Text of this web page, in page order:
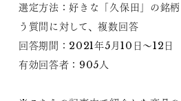
選定方法：好きな「久保田」の銘
う質問に対して、複数回答
回答期間：2021年5月10日～12日
有効回答者：905人